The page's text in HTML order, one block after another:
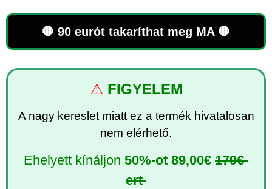
🛑 90 eurót takaríthat meg MA 🛑
⚠️ FIGYELEM
A nagy kereslet miatt ez a termék hivatalosan
nem elérhető.
Ehelyett kínáljon 50%-ot 89,00€ 179€-
ert